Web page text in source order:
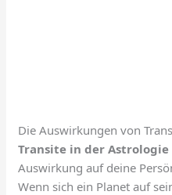
Die Auswirkungen von
Transite in der Astrologie
Auswirkung auf deine
Wenn sich ein Planet auf